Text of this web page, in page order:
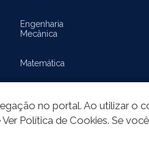
Engenharia
Mecânica
Matemática
no portal. Ao utilizar
Política de Cookies. Se